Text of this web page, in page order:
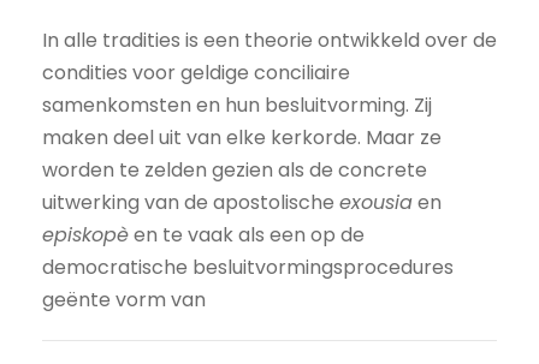
In alle tradities is een theorie ontwikkeld over de
condities voor geldige conciliaire
samenkomsten en hun besluitvorming. Zij
maken deel uit van elke kerkorde. Maar ze
worden te zelden gezien als de concrete
uitwerking van de apostolische exousiaen
episkopèen te vaak als een op de
democratische besluitvormingsprocedures
geënte vorm van